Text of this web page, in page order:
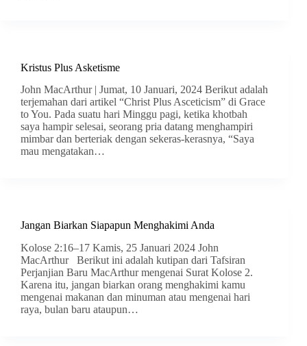
Kristus Plus Asketisme
John MacArthur | Jumat, 10 Januari, 2024 Berikut adalah
terjemahan dari artikel “Christ Plus Asceticism” di Grace
to You. Pada suatu hari Minggu pagi, ketika khotbah
saya hampir selesai, seorang pria datang menghampiri
mimbar dan berteriak dengan sekeras-kerasnya, “Saya
mau mengatakan…
Jangan Biarkan Siapapun Menghakimi Anda
Kolose 2:16–17 Kamis, 25 Januari 2024 John
MacArthur Berikut ini adalah kutipan dari Tafsiran
Perjanjian Baru MacArthur mengenai Surat Kolose 2.
Karena itu, jangan biarkan orang menghakimi kamu
mengenai makanan dan minuman atau mengenai hari
raya, bulan baru ataupun…